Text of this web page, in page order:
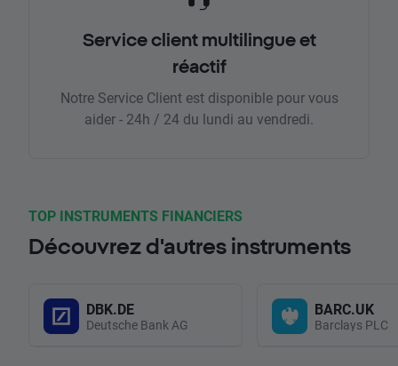
Service client multilingue et
réactif
Notre Service Client est disponible pour vous
aider - 24h / 24 du lundi au vendredi.
TOP INSTRUMENTS FINANCIERS
Découvrez d'autres instruments
DBK.DE
Deutsche Bank AG
BARC.UK
Barclays PLC